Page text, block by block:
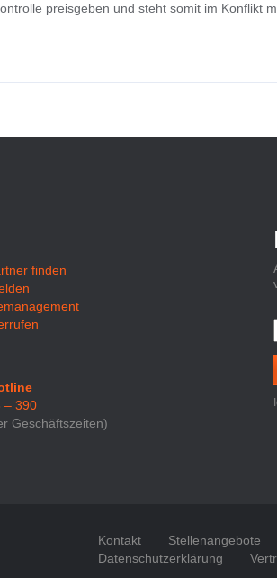
preisgeben und steht somit im Konflikt
finden
– 390
Geschäftszeiten)
Kontakt Stellenangebote
Datenschutzerklärung